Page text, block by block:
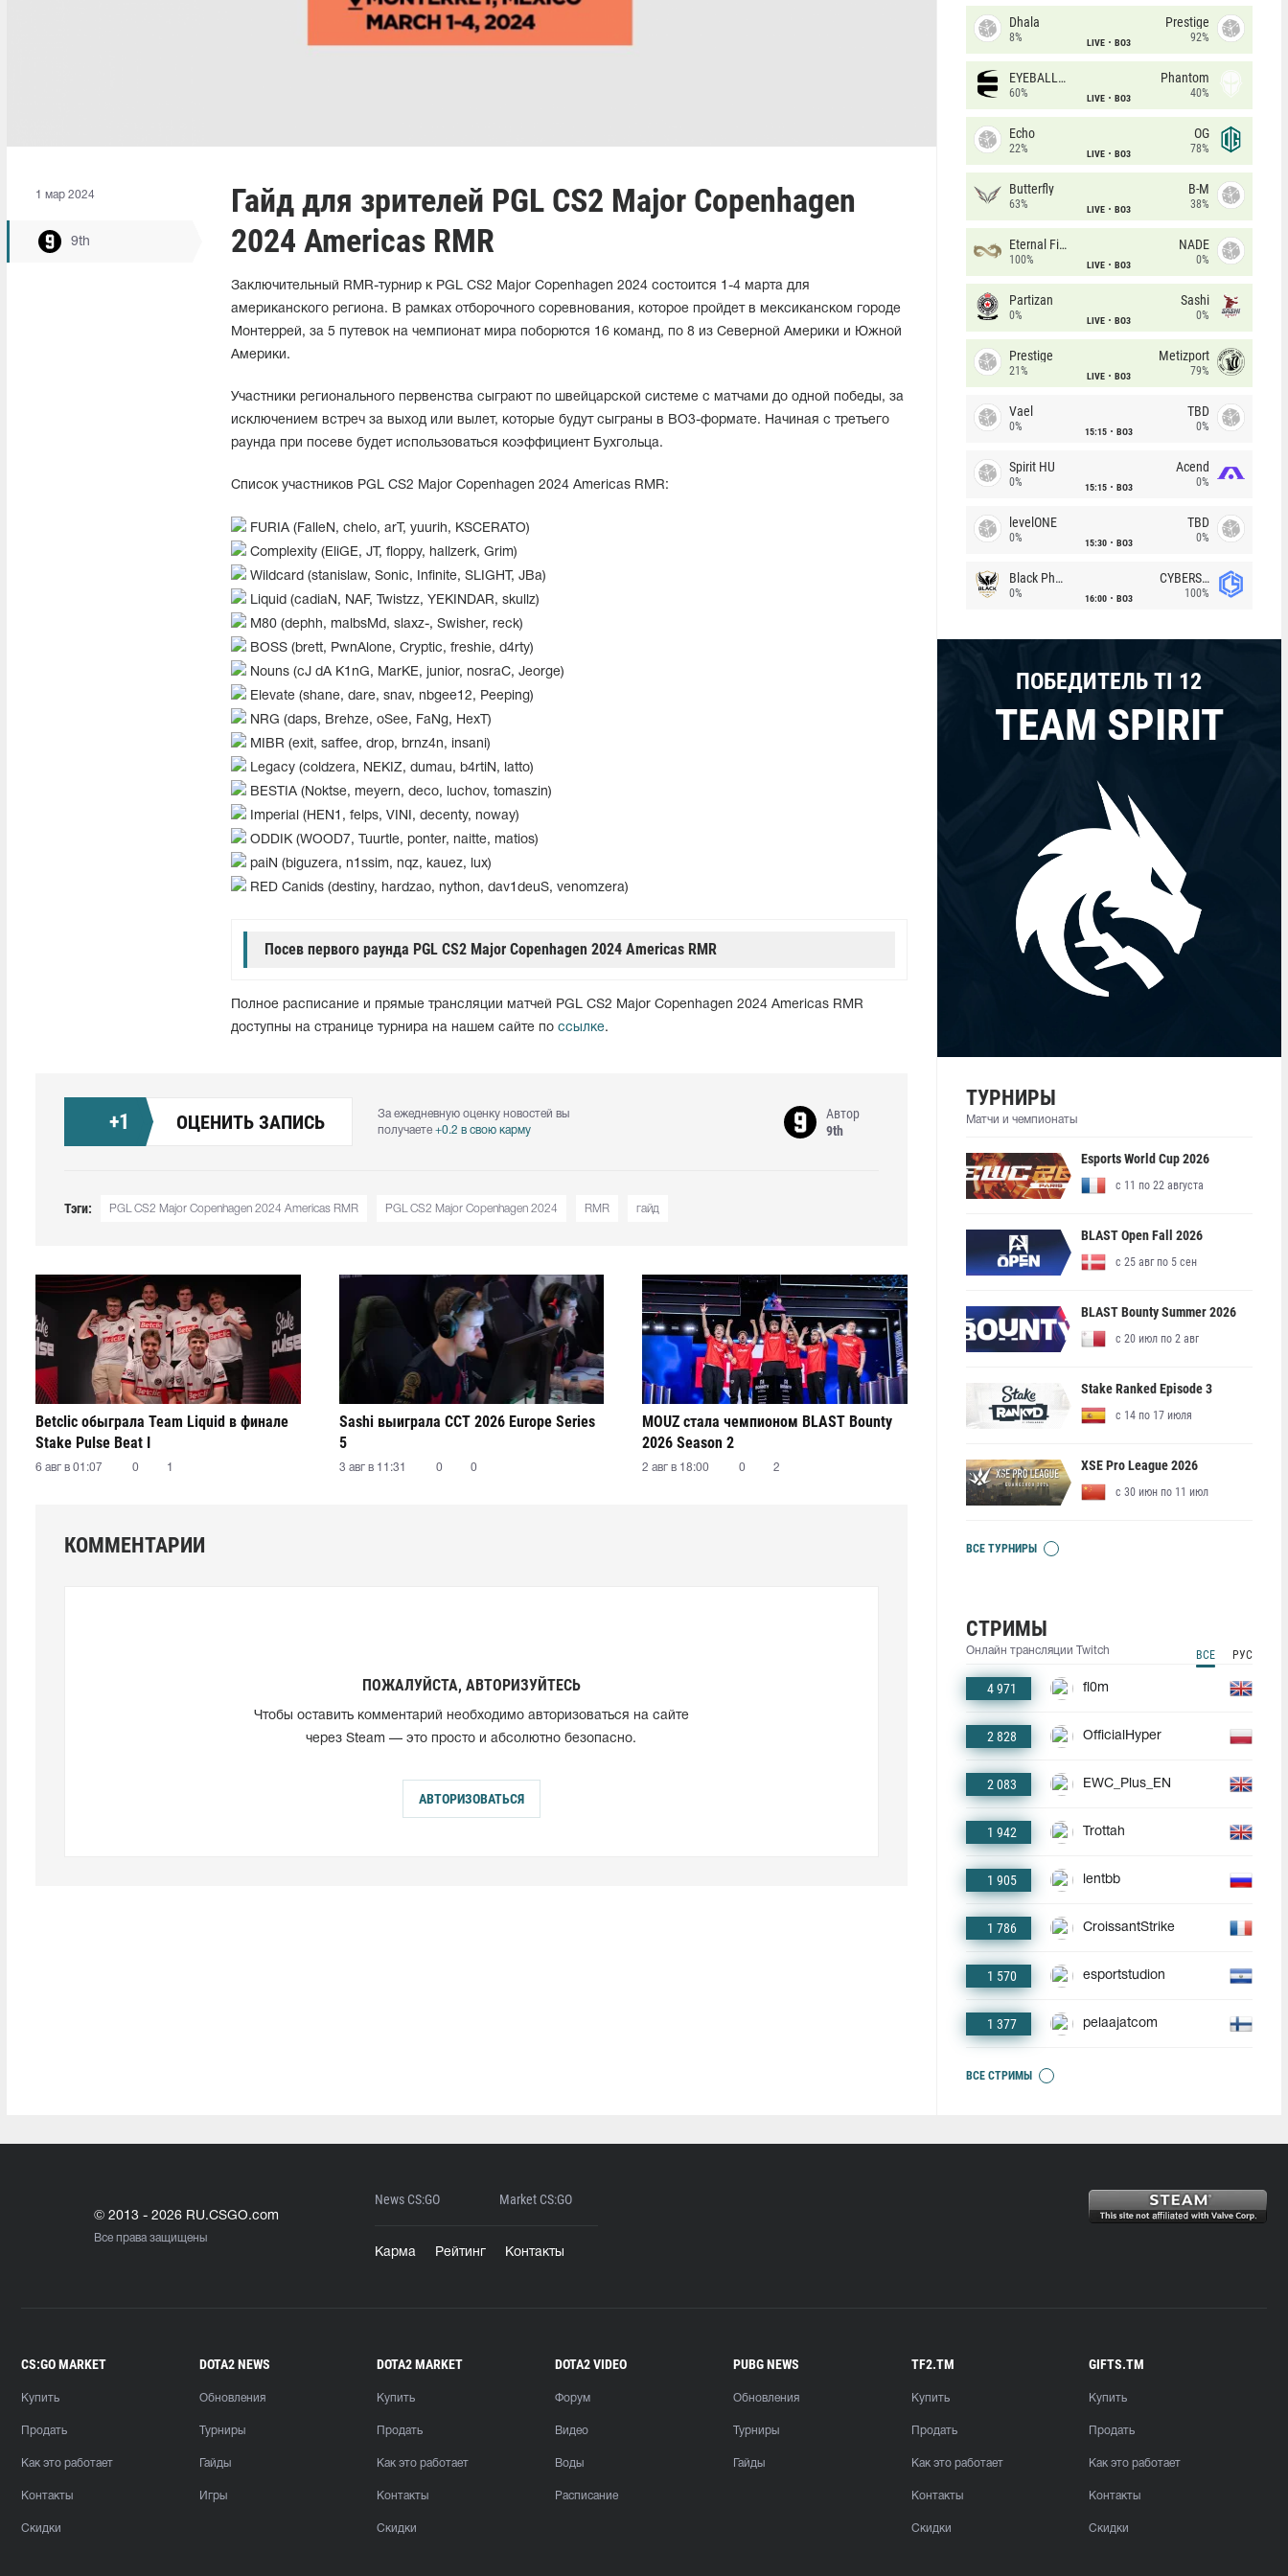
1 мар 2024
9th
Гайд для зрителей PGL CS2 Major Copenhagen
2024 Americas RMR
Заключительный RMR-турнир к PGL CS2 Major Copenhagen 2024 состоится 1-4 марта для
американского региона. В рамках отборочного соревнования, которое пройдет в мексиканском городе
Монтеррей, за 5 путевок на чемпионат мира поборются 16 команд, по 8 из Северной Америки и Южной
Америки.
Участники регионального первенства сыграют по швейцарской системе с матчами до одной победы, за
исключением встреч за выход или вылет, которые будут сыграны в BO3-формате. Начиная с третьего
раунда при посеве будет использоваться коэффициент Бухгольца.
Список участников PGL CS2 Major Copenhagen 2024 Americas RMR:
FURIA (FalleN, chelo, arT, yuurih, KSCERATO)
Complexity (EliGE, JT, floppy, hallzerk, Grim)
Wildcard (stanislaw, Sonic, Infinite, SLIGHT, JBa)
Liquid (cadiaN, NAF, Twistzz, YEKINDAR, skullz)
M80 (dephh, malbsMd, slaxz-, Swisher, reck)
BOSS (brett, PwnAlone, Cryptic, freshie, d4rty)
Nouns (cJ dA K1nG, MarKE, junior, nosraC, Jeorge)
Elevate (shane, dare, snav, nbgee12, Peeping)
NRG (daps, Brehze, oSee, FaNg, HexT)
MIBR (exit, saffee, drop, brnz4n, insani)
Legacy (coldzera, NEKIZ, dumau, b4rtiN, latto)
BESTIA (Noktse, meyern, deco, luchov, tomaszin)
Imperial (HEN1, felps, VINI, decenty, noway)
ODDIK (WOOD7, Tuurtle, ponter, naitte, matios)
paiN (biguzera, n1ssim, nqz, kauez, lux)
RED Canids (destiny, hardzao, nython, dav1deuS, venomzera)
Посев первого раунда PGL CS2 Major Copenhagen 2024 Americas RMR
Полное расписание и прямые трансляции матчей PGL CS2 Major Copenhagen 2024 Americas RMR
доступны на странице турнира на нашем сайте по ссылке.
+1 ОЦЕНИТЬ ЗАПИСЬ
За ежедневную оценку новостей вы
получаете +0.2 в свою карму
Автор
9th
Тэги: PGL CS2 Major Copenhagen 2024 Americas RMR PGL CS2 Major Copenhagen 2024 RMR гайд
Betclic обыграла Team Liquid в финале
Stake Pulse Beat I
6 авг в 01:07 0 1
Sashi выиграла CCT 2026 Europe Series
5
3 авг в 11:31 0 0
MOUZ стала чемпионом BLAST Bounty
2026 Season 2
2 авг в 18:00 0 2
КОММЕНТАРИИ
ПОЖАЛУЙСТА, АВТОРИЗУЙТЕСЬ
Чтобы оставить комментарий необходимо авторизоваться на сайте
через Steam — это просто и абсолютно безопасно.
АВТОРИЗОВАТЬСЯ
Dhala
8% LIVE BO3
Prestige
92%
EYEBALLERS
60% LIVE BO3
Phantom
40%
Echo
22% LIVE BO3
OG
78%
Butterfly
63% LIVE BO3
B-M
38%
Eternal Fire
100% LIVE BO3
NADE
0%
Partizan
0% LIVE BO3
Sashi
0%
Prestige
21% LIVE BO3
Metizport
79%
Vael
0% 15:15 BO3
TBD
0%
Spirit HU
0% 15:15 BO3
Acend
0%
levelONE
0% 15:30 BO3
TBD
0%
Black Phoenix
0% 16:00 BO3
CYBERSHOKE
100%
ПОБЕДИТЕЛЬ TI 12
TEAM SPIRIT
ТУРНИРЫ
Матчи и чемпионаты
Esports World Cup 2026
с 11 по 22 августа
BLAST Open Fall 2026
с 25 авг по 5 сен
BLAST Bounty Summer 2026
с 20 июл по 2 авг
Stake Ranked Episode 3
с 14 по 17 июля
XSE Pro League 2026
с 30 июн по 11 июл
ВСЕ ТУРНИРЫ
СТРИМЫ
Онлайн трансляции Twitch ВСЕ РУС
4 971 fl0m
2 828 OfficialHyper
2 083 EWC_Plus_EN
1 942 Trottah
1 905 lentbb
1 786 CroissantStrike
1 570 esportstudion
1 377 pelaajatcom
ВСЕ СТРИМЫ
© 2013 - 2026 RU.CSGO.com
Все права защищены
News CS:GO Market CS:GO
Карма Рейтинг Контакты
CS:GO MARKET
Купить
Продать
Как это работает
Контакты
Скидки
DOTA2 NEWS
Обновления
Турниры
Гайды
Игры
DOTA2 MARKET
Купить
Продать
Как это работает
Контакты
Скидки
DOTA2 VIDEO
Форум
Видео
Воды
Расписание
PUBG NEWS
Обновления
Турниры
Гайды
TF2.TM
Купить
Продать
Как это работает
Контакты
Скидки
GIFTS.TM
Купить
Продать
Как это работает
Контакты
Скидки